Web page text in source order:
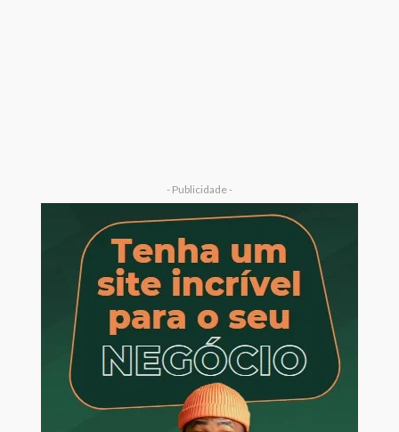
- Publicidade -